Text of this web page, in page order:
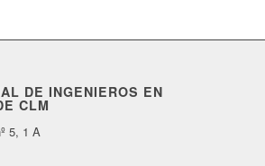
DE INGENIEROS EN
CLM
5, 1 A